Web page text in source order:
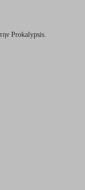
Prokalypsis.